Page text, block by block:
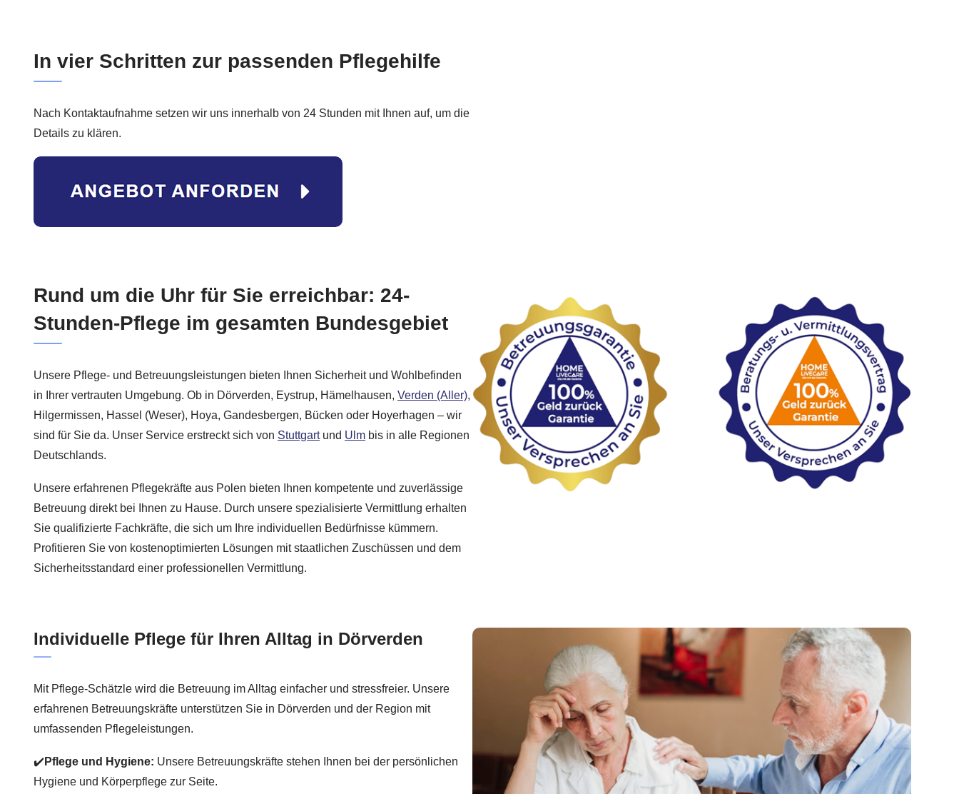
In vier Schritten zur passenden Pflegehilfe
Nach Kontaktaufnahme setzen wir uns innerhalb von 24 Stunden mit Ihnen auf, um die
Details zu klären.
Rund um die Uhr für Sie erreichbar: 24-
Stunden-Pflege im gesamten Bundesgebiet
Unsere Pflege- und Betreuungsleistungen bieten Ihnen Sicherheit und Wohlbefinden
in Ihrer vertrauten Umgebung. Ob in Dörverden, Eystrup, Hämelhausen, Verden (Aller),
Hilgermissen, Hassel (Weser), Hoya, Gandesbergen, Bücken oder Hoyerhagen – wir
sind für Sie da. Unser Service erstreckt sich von Stuttgartund Ulm bis in alle Regionen
Deutschlands.
Unsere erfahrenen Pflegekräfte aus Polen bieten Ihnen kompetente und zuverlässige
Betreuung direkt bei Ihnen zu Hause. Durch unsere spezialisierte Vermittlung erhalten
Sie qualifizierte Fachkräfte, die sich um Ihre individuellen Bedürfnisse kümmern.
Profitieren Sie von kostenoptimierten Lösungen mit staatlichen Zuschüssen und dem
Sicherheitsstandard einer professionellen Vermittlung.
Individuelle Pflege für Ihren Alltag in Dörverden
Mit Pflege-Schätzle wird die Betreuung im Alltag einfacher und stressfreier. Unsere
erfahrenen Betreuungskräfte unterstützen Sie in Dörverden und der Region mit
umfassenden Pflegeleistungen.
✔️ Pflege und Hygiene: Unsere Betreuungskräfte stehen Ihnen bei der persönlichen
Hygiene und Körperpflege zur Seite.